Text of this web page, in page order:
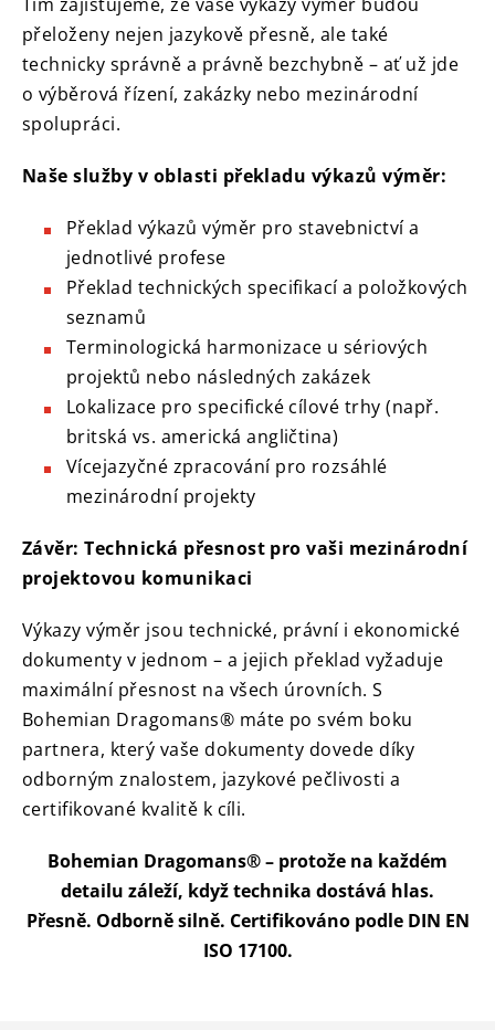
přeloženy nejen jazykově přesně, ale také
technicky správně a právně bezchybně – ať už jde
o výběrová řízení, zakázky nebo mezinárodní
spolupráci.
Naše služby v oblasti překladu výkazů výměr:
Překlad výkazů výměr pro stavebnictví a
jednotlivé profese
Překlad technických specifikací a položkových
seznamů
Terminologická harmonizace u sériových
projektů nebo následných zakázek
Lokalizace pro specifické cílové trhy (např.
britská vs. americká angličtina)
Vícejazyčné zpracování pro rozsáhlé
mezinárodní projekty
Závěr: Technická přesnost pro vaši mezinárodní
projektovou komunikaci
Výkazy výměr jsou technické, právní i ekonomické
dokumenty v jednom – a jejich překlad vyžaduje
maximální přesnost na všech úrovních. S
Bohemian Dragomans® máte po svém boku
partnera, který vaše dokumenty dovede díky
odborným znalostem, jazykové pečlivosti a
certifikované kvalitě k cíli.
Bohemian Dragomans® – protože na každém
detailu záleží, když technika dostává hlas.
Přesně. Odborně silně. Certifikováno podle DIN EN
ISO 17100.